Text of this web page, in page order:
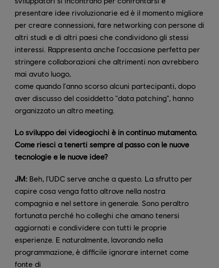
presentare idee rivoluzionarie ed è il momento migliore
per creare connessioni, fare networking con persone di
altri studi e di altri paesi che condividono gli stessi
interessi. Rappresenta anche l'occasione perfetta per
stringere collaborazioni che altrimenti non avrebbero
mai avuto luogo,
come quando l'anno scorso alcuni partecipanti, dopo
aver discusso del cosiddetto "data patching", hanno
organizzato un altro meeting.
Lo sviluppo dei videogiochi è in continuo mutamento.
Come riesci a tenerti sempre al passo con le nuove
tecnologie e le nuove idee?
JM: Beh, l'UDC serve anche a questo. La sfrutto per
capire cosa venga fatto altrove nella nostra
compagnia e nel settore in generale. Sono peraltro
fortunata perché ho colleghi che amano tenersi
aggiornati e condividere con tutti le proprie
esperienze. E naturalmente, lavorando nella
programmazione, è difficile ignorare internet come
fonte di